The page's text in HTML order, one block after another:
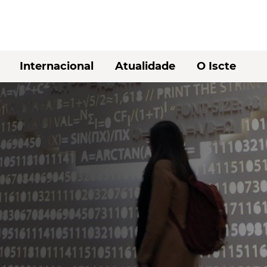
Internacional Atualidade O Iscte